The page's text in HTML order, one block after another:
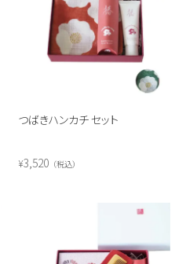
つばきハンカチ セット
¥3,520 税込